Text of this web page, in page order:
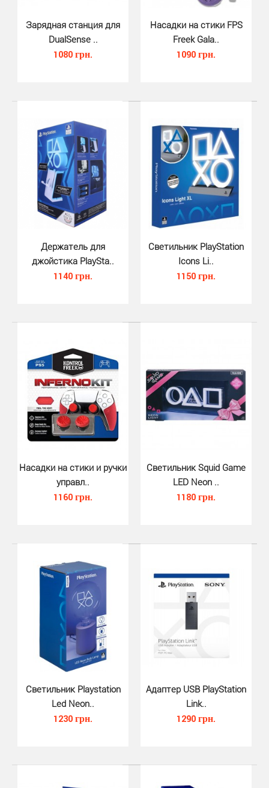
Подстаканники металлические Pla..
410 грн.
Coasters PS5 от компании Paladone - прекрасный
Кабель HDMI 3.0 (Coolgear, 3.0 ..
Этот скоростной кабель HDMI от Coolgear идеально
подходит для передачи видео 4K. Длина кабеля состав..
Зарядная станция для
DualSense ..
1080 грн.
Насадки на стики FPS
Freek Gala..
1090 грн.
Держатель для
джойстика PlaySta..
1140 грн.
Светильник PlayStation
Icons Li..
1150 грн.
Насадки на стики и ручки
управл..
1160 грн.
Светильник Squid Game
LED Neon ..
1180 грн.
Светильник Playstation
Led Neon..
1230 грн.
Адаптер USB PlayStation
Link..
1290 грн.